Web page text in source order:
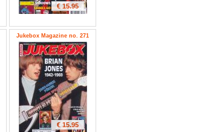
€ 15.95
Jukebox Magazine no. 271
€ 15.95